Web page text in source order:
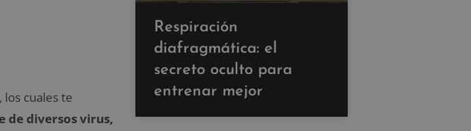
los cuales te
de diversos virus,
Respiración
diafragmática: el
secreto oculto para
entrenar mejor